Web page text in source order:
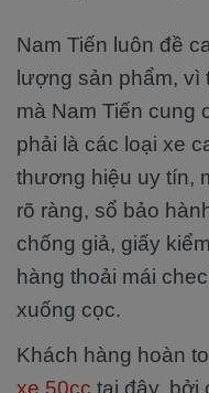
Nam Tiến luôn đề
lượng sản phẩm,
mà Nam Tiến cung
phải là các loại xe
thương hiệu uy tín,
rõ ràng, sổ bảo
chống giả, giấy
hàng thoải mái
xuống cọc.
Khách hàng hoàn
xe 50cc tại đây, bởi